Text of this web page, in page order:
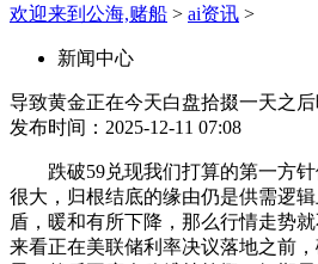
欢迎来到公海,赌船 > ai资讯 >
新闻中心
导致黄金正在今天白盘拾掇一天之
发布时间：2025-12-11 07:08
跌破59兑现我们打算的第一方针
很大，归根结底的缘由仍是供需逻
盾，暖和有所下降，那么行情走势
来看正在美联储利率决议落地之前